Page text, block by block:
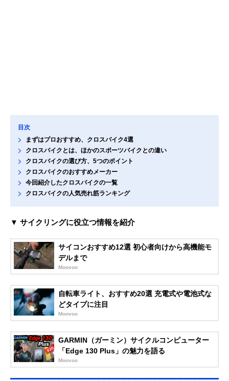
目次
まずはプロおすすめ、クロスバイク4選
クロスバイクとは、ほかのスポーツバイクとの違い
クロスバイクの選び方、5つのポイント
クロスバイクのおすすめメーカー
今回紹介したクロスバイクの一覧
クロスバイクの人気売れ筋ランキング
▼ サイクリングに役立つ情報を紹介
サイコンおすすめ12選 初心者向けから高機能モ
デルまで
Moovoo
自転車ライト、おすすめ20選 充電式や電池式な
どタイプに注目
Moovoo
GARMIN（ガーミン）サイクルコンピューター
「Edge 130 Plus」の魅力を語る
Moovoo